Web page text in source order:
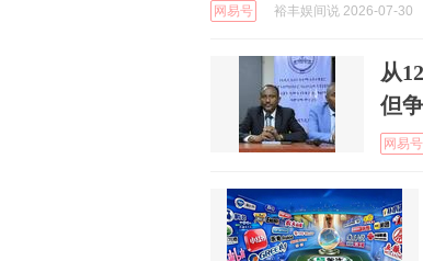
网易号 裕丰娱间说 2026-07-30
从
但
网易号